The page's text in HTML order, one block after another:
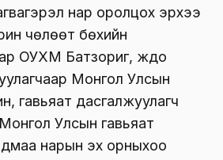
нар оролцох эрхээ
чөлөөт бөхийн
ОУХМ Батзориг, жүдо
Монгол Улсын
гавьяат дасгалжуулагч
Улсын гавьяат
нарын эх орныхоо